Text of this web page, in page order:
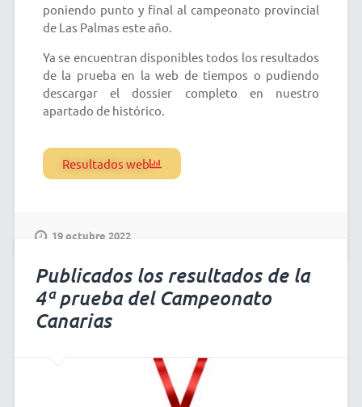
poniendo punto y final al campeonato provincial
de Las Palmas este año.
Ya se encuentran disponibles todos los resultados
de la prueba en la web de tiempos o pudiendo
descargar el dossier completo en nuestro
apartado de histórico.
Resultados web
19 octubre 2022
Publicados los resultados de la
4ª prueba del Campeonato
Canarias